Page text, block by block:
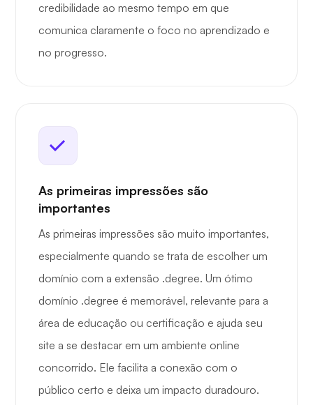
credibilidade ao mesmo tempo em que
comunica claramente o foco no aprendizado e
no progresso.
As primeiras impressões são
importantes
As primeiras impressões são muito importantes,
especialmente quando se trata de escolher um
domínio com a extensão .degree. Um ótimo
domínio .degree é memorável, relevante para a
área de educação ou certificação e ajuda seu
site a se destacar em um ambiente online
concorrido. Ele facilita a conexão com o
público certo e deixa um impacto duradouro.